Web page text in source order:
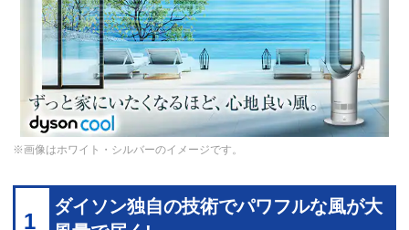
※画像はホワイト・シルバーのイメージです。
1
ダイソン独自の技術でパワフルな風が大